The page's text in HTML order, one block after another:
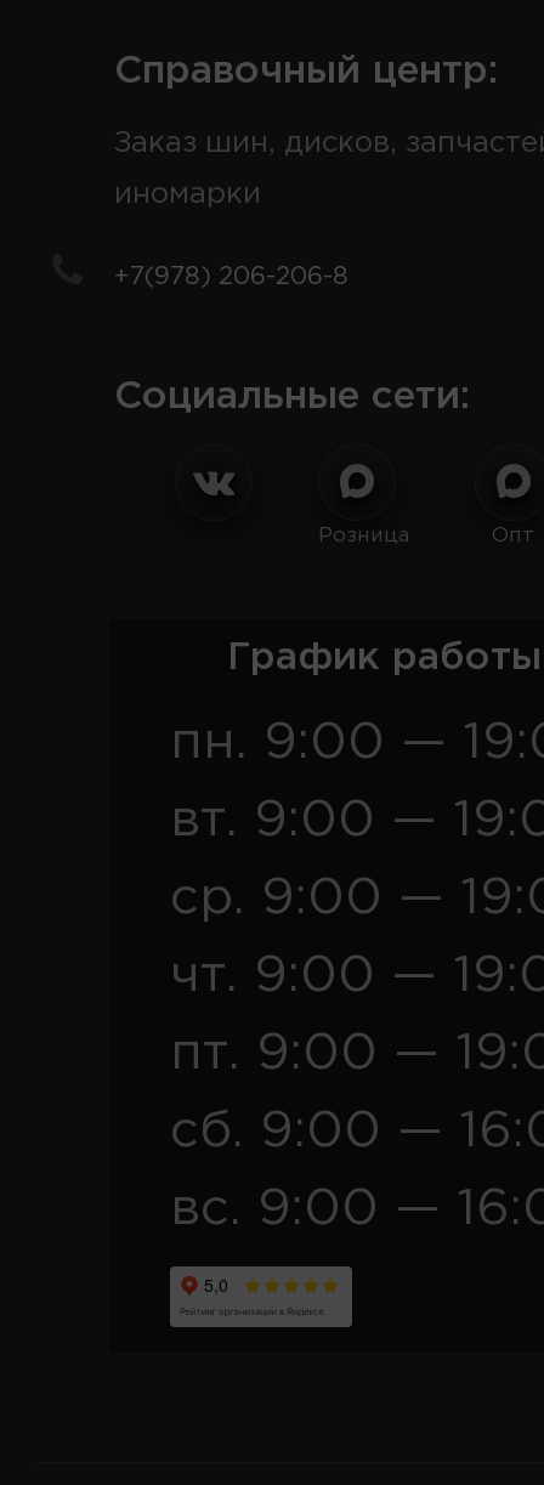
Справочный центр:
Заказ шин, дисков,
иномарки
+7(978) 206-206-8
Социальные сети:
Розница Опт
График
пн. 9:00 —
вт. 9:00 —
ср. 9:00 —
чт. 9:00 —
пт. 9:00 —
сб. 9:00 —
вс. 9:00 —